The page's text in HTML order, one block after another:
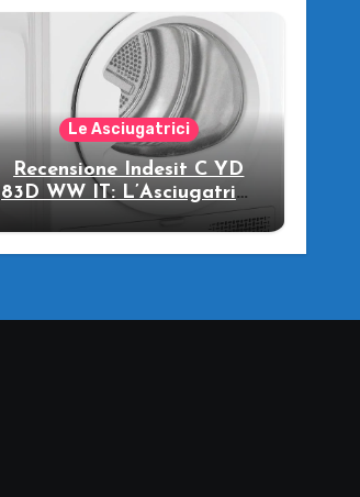
Le Asciugatrici
Recensione Indesit C YD
83D WW IT: L’Asciugatrice
a Pompa di Calore per il
Tuo Benessere